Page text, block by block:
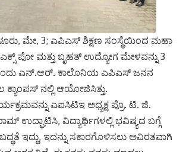
ಮೇ, 3; ಎಪಿಎಸ್ ಶಿಕ್ಷಣ ಸಂಸ್ಥೆಯಿಂದ ಮಹಾ
ಎಕ್ಸ್ ಪೋ ಮತ್ತು ಬೃಹತ್ ಉದ್ಯೋಗ ಮೇಳವನ್ನು 3
ಎನ್.ಆರ್. ಕಾಲೊನಿಯ ಎಪಿಎಸ್ ಜನನ
ಕ್ಯಾಂಪಸ್ ನಲ್ಲಿ ಆಯೋಜಿಸಿತ್ತು.
ಎಐಸಿಟಿಇ ಅಧ್ಯಕ್ಷ ಪ್ರೊ. ಟಿ. ಜಿ.
ಉದ್ಘಾಟಿಸಿ, ವಿದ್ಯಾರ್ಥಿಗಳಲ್ಲಿ ಭವಿಷ್ಯದ ಬಗ್ಗೆ
ಇದ್ದು, ಇದನ್ನು ಸಕಾರಗೊಳಿಸಲು ಅವಿರತವಾಗಿ